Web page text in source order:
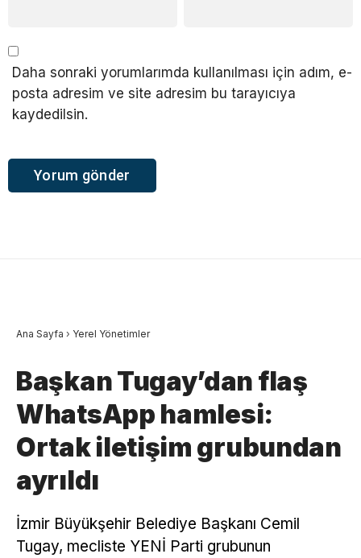
Daha sonraki yorumlarımda kullanılması için adım, e-
posta adresim ve site adresim bu tarayıcıya
kaydedilsin.
Ana Sayfa › Yerel Yönetimler
Başkan Tugay’dan flaş
WhatsApp hamlesi:
Ortak iletişim grubundan
ayrıldı
İzmir Büyükşehir Belediye Başkanı Cemil
Tugay, mecliste YENİ Parti grubunun